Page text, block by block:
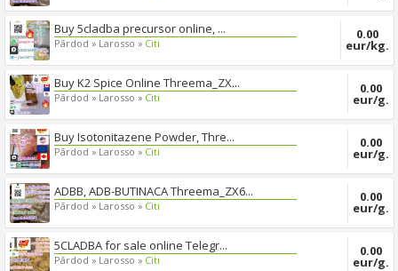
Buy 5cladba precursor online, ...
Pārdod » Larosso » Citi
0.00
eur/kg.
Buy K2 Spice Online Threema_ZX...
Pārdod » Larosso » Citi
0.00
eur/g.
Buy Isotonitazene Powder, Thre...
Pārdod » Larosso » Citi
0.00
eur/g.
ADBB, ADB-BUTINACA Threema_ZX6...
Pārdod » Larosso » Citi
0.00
eur/g.
5CLADBA for sale online Telegr...
Pārdod » Larosso » Citi
0.00
eur/g.